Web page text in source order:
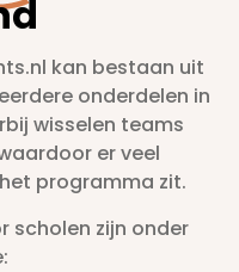
kan bestaan uit
onderdelen in
wisselen teams
er veel
programma zit.
scholen zijn onder